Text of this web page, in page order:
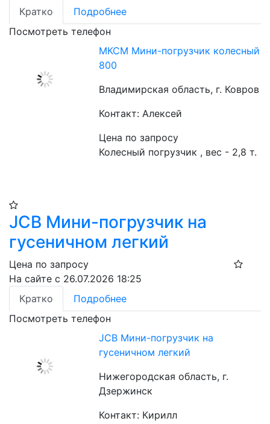
Кратко
Подробнее
Посмотреть телефон
МКСМ Мини-погрузчик колесный
800
Владимирская область, г. Ковров
Контакт: Алексей
Цена по запросу
Колесный погрузчик , вес - 2,8 т.
JCB Мини-погрузчик на
гусеничном легкий
Цена по запросу
На сайте с 26.07.2026 18:25
Кратко
Подробнее
Посмотреть телефон
JCB Мини-погрузчик на
гусеничном легкий
Нижегородская область, г.
Дзержинск
Контакт: Кирилл